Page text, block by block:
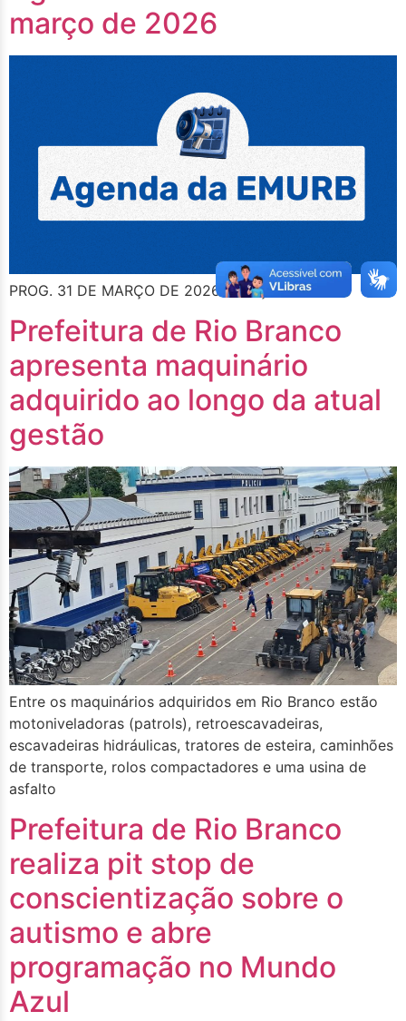
março de 2026
PROG. 31 DE MARÇO DE 2026 (TERÇA FEIRA)
Prefeitura de Rio Branco
apresenta maquinário
adquirido ao longo da atual
gestão
Entre os maquinários adquiridos em Rio Branco estão
motoniveladoras (patrols), retroescavadeiras,
escavadeiras hidráulicas, tratores de esteira, caminhões
de transporte, rolos compactadores e uma usina de
asfalto
Prefeitura de Rio Branco
realiza pit stop de
conscientização sobre o
autismo e abre
programação no Mundo
Azul